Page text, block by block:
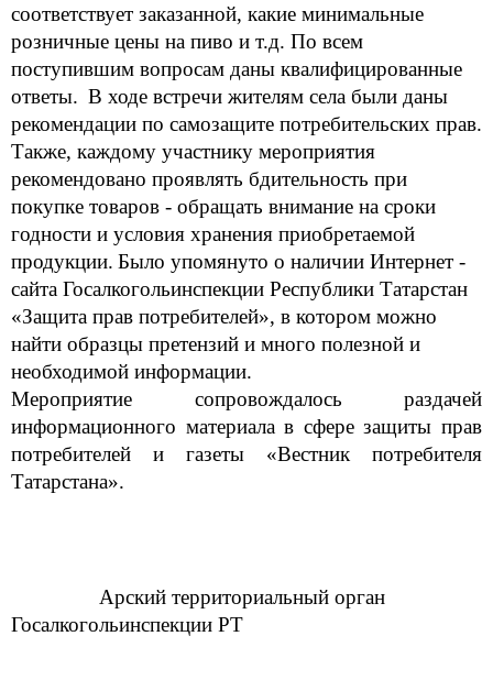
соответствует заказанной, какие минимальные
розничные цены на пиво и т.д. По всем
поступившим вопросам даны квалифицированные
ответы. В ходе встречи жителям села были даны
рекомендации по самозащите потребительских прав.
Также, каждому участнику мероприятия
рекомендовано проявлять бдительность при
покупке товаров - обращать внимание на сроки
годности и условия хранения приобретаемой
продукции. Было упомянуто о наличии Интернет -
сайта Госалкогольинспекции Республики Татарстан
«Защита прав потребителей», в котором можно
найти образцы претензий и много полезной и
необходимой информации.
Мероприятие сопровождалось раздачей
информационного материала в сфере защиты прав
потребителей и газеты «Вестник потребителя
Татарстана».
Арский территориальный орган
Госалкогольинспекции РТ